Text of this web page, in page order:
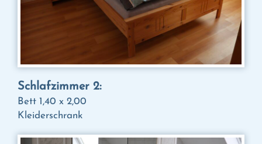
Schlafzimmer 2:
Bett 1,40 x 2,00
Kleiderschrank